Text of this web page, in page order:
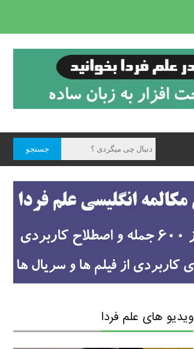
ویدیو های علم فردا